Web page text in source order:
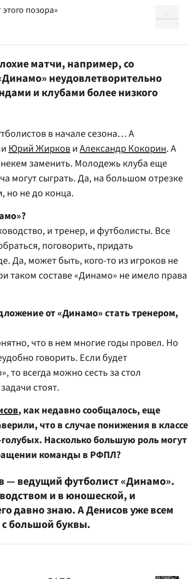
позора»
матчи, например, со
неудовлетворительно
и клубами более низкого
в начале сезона… А
Юрий ЖирковиАлександр Кокорин. А
некем заменить. Молодежь клуба еще
могут сыграть. Да, на большом отрезке
но не до конца.
и тренер, и футболисты. Все
поговорить, придать
Да, может быть, кого-то из игроков не
таком составе «Динамо» не имело права
от «Динамо» стать тренером,
что в нем многие годы провел. Но
говорить. Если будет
то всегда можно сесть за стол
стоят.
, как недавно сообщалось, еще
что в случае понижения в классе
Насколько большую роль могут
команды в РФПЛ?
ведущий футболист «Динамо».
и в юношеской, и
давно знаю. А Денисов уже всем
большой буквы.